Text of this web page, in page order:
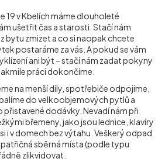
19 v Kbelích máme dlouholeté
ušetřit čas a starosti. Stačí nám
bytu zmizet a co si naopak chcete
postaráme za vás. A pokud se vám
ani být – stačí nám zadat pokyny
práci dokončíme.
na menší díly, spotřebiče odpojíme,
do velkoobjemových pytlů a
dodávky. Nevadí nám při
břemeny, jako jsou lednice, klavíry
i v domech bez výtahu. Veškerý odpad
sběrná místa (podle typu
zlikvidovat.